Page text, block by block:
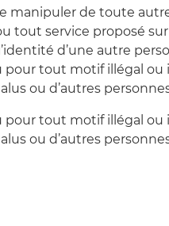
de toute
tout service proposé
d’une autre
tout motif illégal
ou d’autres
tout motif illégal
ou d’autres